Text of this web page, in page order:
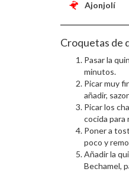
Ajonjolí
Croquetas de
Pasar la
minutos.
Picar muy
añadir,
Picar los
cocida para
Poner a
poco y
Añadir la
Bechamel,